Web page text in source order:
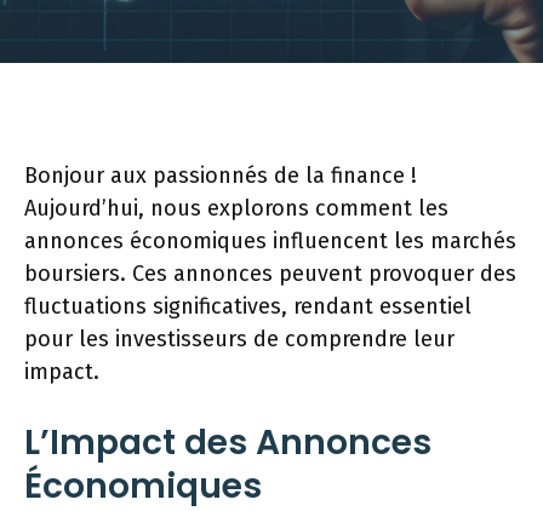
Bonjour aux passionnés de la finance !
Aujourd’hui, nous explorons comment les
annonces économiques influencent les marchés
boursiers. Ces annonces peuvent provoquer des
fluctuations significatives, rendant essentiel
pour les investisseurs de comprendre leur
impact.
L’Impact des Annonces
Économiques